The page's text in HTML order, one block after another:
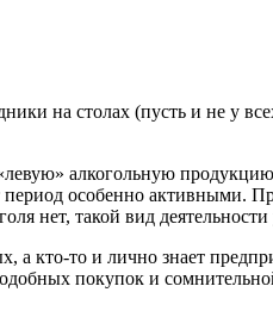
на столах (пусть и не у
алкогольную
особенно активными.
нет, такой вид деятельности
а кто-то и лично знает
покупок и